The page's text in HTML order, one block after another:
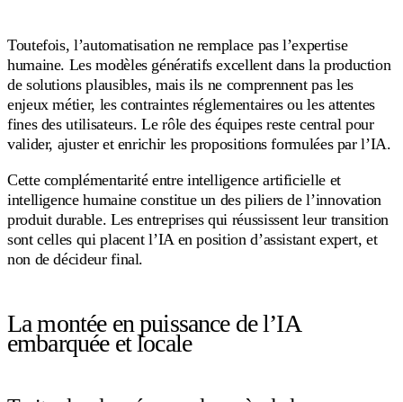
Toutefois, l’automatisation ne remplace pas l’expertise
humaine. Les modèles génératifs excellent dans la production
de solutions plausibles, mais ils ne comprennent pas les
enjeux métier, les contraintes réglementaires ou les attentes
fines des utilisateurs. Le rôle des équipes reste central pour
valider, ajuster et enrichir les propositions formulées par l’IA.
Cette complémentarité entre intelligence artificielle et
intelligence humaine constitue un des piliers de l’innovation
produit durable. Les entreprises qui réussissent leur transition
sont celles qui placent l’IA en position d’assistant expert, et
non de décideur final.
La montée en puissance de l’IA
embarquée et locale